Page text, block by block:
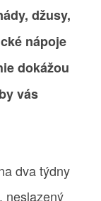
džusy,
nápoje
dokážou
vás
dva týdny
neslazený